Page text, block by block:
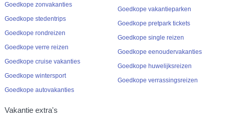
Goedkope zonvakanties
Goedkope stedentrips
Goedkope rondreizen
Goedkope verre reizen
Goedkope cruise vakanties
Goedkope wintersport
Goedkope autovakanties
Goedkope vakantieparken
Goedkope pretpark tickets
Goedkope single reizen
Goedkope eenoudervakanties
Goedkope huwelijksreizen
Goedkope verrassingsreizen
Vakantie extra's